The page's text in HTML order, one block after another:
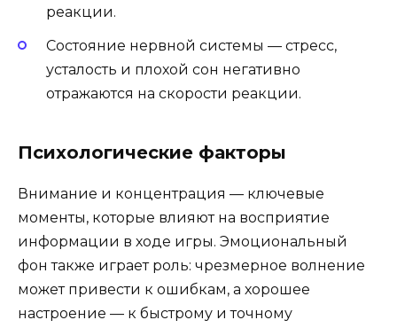
реакции.
Состояние нервной системы — стресс,
усталость и плохой сон негативно
отражаются на скорости реакции.
Психологические факторы
Внимание и концентрация — ключевые
моменты, которые влияют на восприятие
информации в ходе игры. Эмоциональный
фон также играет роль: чрезмерное волнение
может привести к ошибкам, а хорошее
настроение — к быстрому и точному